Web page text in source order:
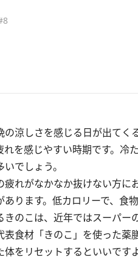
涼しさを感じる日が出てく
れを感じやすい時期です。
でしょう。
れがなかなか抜けない方に
ります。低カロリーで、食
のこは、近年ではスーパー
表食材「きのこ」を使った薬
をリセットするといいですよ